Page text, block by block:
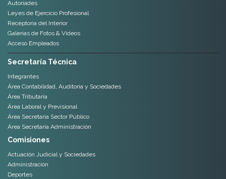
Autoriades
Leyes de Ejercicio Profesional
Receptoria del Interior
Galerias de Fotos & Videos
Acceso Empleados
Secretaría Técnica
Integrantes
Área Contabilidad, Auditoria y Sociedades
Área Tributaria
Área Laboral y Previsional
Área Secretaría Sector Público
Área Secretaría Administración
Comisiones
Actuación Judicial y Sociedades
Administración
Deportes